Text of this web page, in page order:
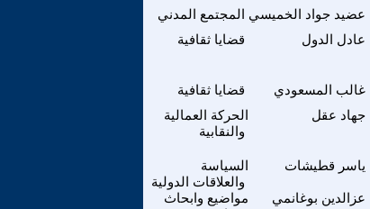
المجتمع المدني عضيد جواد الخميسي
قضايا ثقافية
عادل الدول
قضايا ثقافية غالب المسعودي
الحركة العمالية
والنقابية
جهاد عقل
السياسة
والعلاقات الدولية
ياسر قطيشات
مواضيع وابحاث
عزالدين بوغانمي